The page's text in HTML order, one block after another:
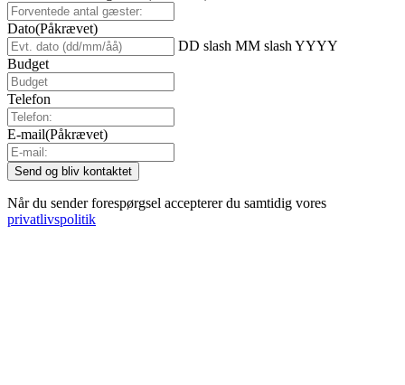
Dato(Påkrævet)
DD slash MM slash YYYY
Budget
Telefon
E-mail(Påkrævet)
Når du sender forespørgsel accepterer du samtidig vores
privatlivspolitik